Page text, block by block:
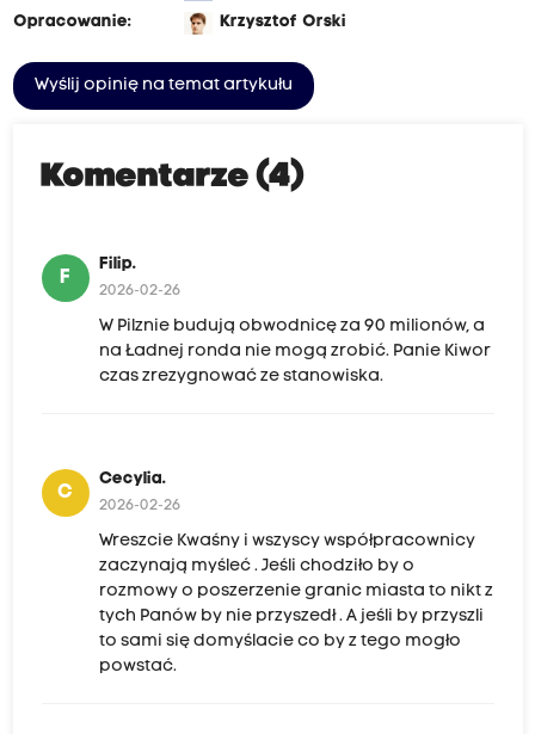
Opracowanie:
Krzysztof Orski
Wyślij opinię na temat artykułu
Komentarze (4)
F
Filip.
2026-02-26
W Pilznie budują obwodnicę za 90 milionów, a
na Ładnej ronda nie mogą zrobić. Panie Kiwor
czas zrezygnować ze stanowiska.
C
Cecylia.
2026-02-26
Wreszcie Kwaśny i wszyscy współpracownicy
zaczynają myśleć . Jeśli chodziło by o
rozmowy o poszerzenie granic miasta to nikt z
tych Panów by nie przyszedł . A jeśli by przyszli
to sami się domyślacie co by z tego mogło
powstać.